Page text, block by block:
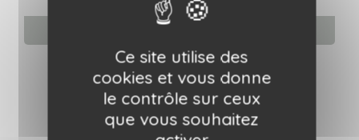
Ce site utilise des
cookies et vous donne
le contrôle sur ceux
que vous souhaitez
Pins en émail - Poulette...
Lolita Picco